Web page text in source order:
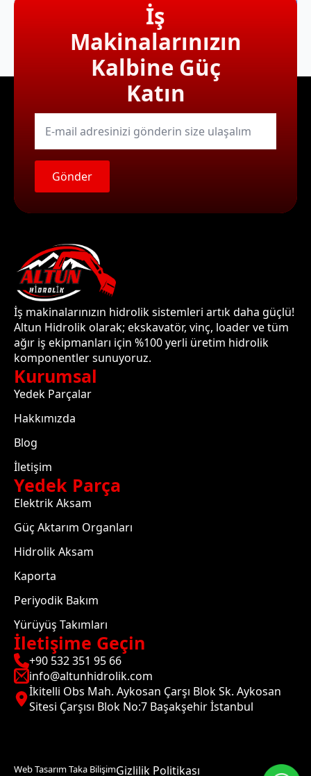
İş
Makinalarınızın
Kalbine Güç
Katın
E-
mail
Gönder
İş makinalarınızın hidrolik sistemleri artık daha güçlü!
Altun Hidrolik olarak; ekskavatör, vinç, loader ve tüm
ağır iş ekipmanları için %100 yerli üretim hidrolik
komponentler sunuyoruz.
Kurumsal
Yedek Parçalar
Hakkımızda
Blog
İletişim
Yedek Parça
Elektrik Aksam
Güç Aktarım Organları
Hidrolik Aksam
Kaporta
Periyodik Bakım
Yürüyüş Takımları
İletişime Geçin
+90 532 351 95 66
info@altunhidrolik.com
İkitelli Obs Mah. Aykosan Çarşı Blok Sk. Aykosan
Sitesi Çarşısı Blok No:7 Başakşehir İstanbul
Web Tasarım Taka BilişimGizlilik Politikası